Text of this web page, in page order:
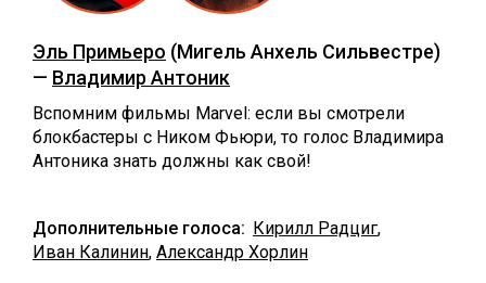
Эль Примьеро (Мигель Анхель Сильвестре)
— Владимир Антоник
Вспомним фильмы Marvel: если вы смотрели
блокбастеры с Ником Фьюри, то голос Владимира
Антоника знать должны как свой!
Дополнительные голоса: Кирилл Радциг,
Иван Калинин, Александр Хорлин